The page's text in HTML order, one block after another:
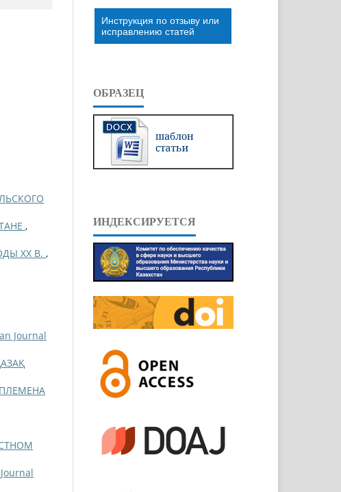
,
ХХ В. ,
Journal
Инструкция по отзыву или
исправлению статей
ОБРАЗЕЦ
ИНДЕКСИРУЕТСЯ